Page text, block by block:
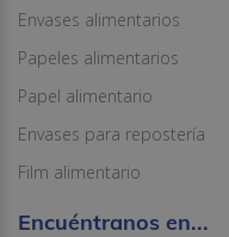
Envases alimentarios
Papeles alimentarios
Papel alimentario
Envases para repostería
Film alimentario
Encuéntranos en...